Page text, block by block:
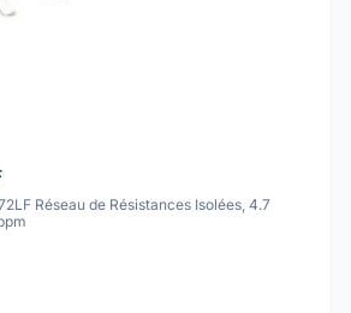
Réseau de Résistances Isolées, 4.7